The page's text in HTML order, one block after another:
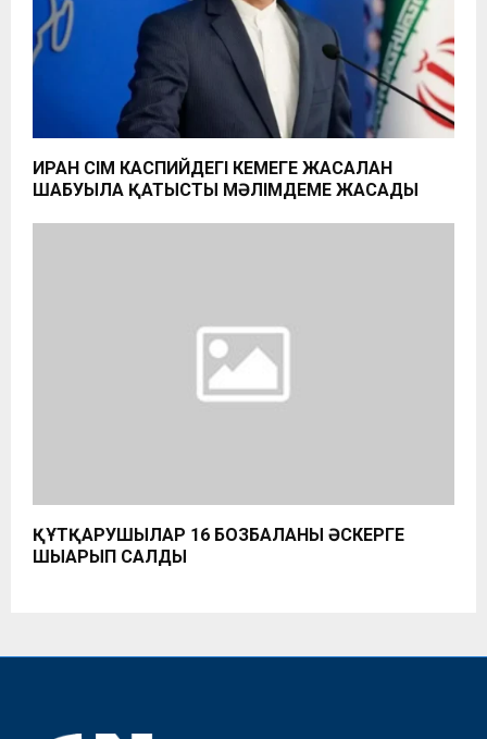
ИРАН СІМ КАСПИЙДЕГІ КЕМЕГЕ ЖАСАЛҒАН
ШАБУЫЛҒА ҚАТЫСТЫ МӘЛІМДЕМЕ ЖАСАДЫ
ҚҰТҚАРУШЫЛАР 16 БОЗБАЛАНЫ ӘСКЕРГЕ
ШЫҒАРЫП САЛДЫ